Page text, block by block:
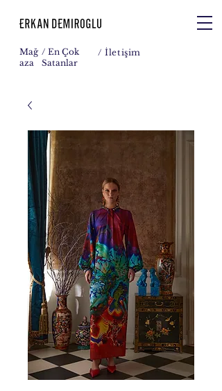
Mağ
aza
/ En Çok
Satanlar
/ İletişim